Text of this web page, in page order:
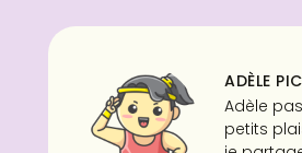
ADÈLE
Adèle
petits